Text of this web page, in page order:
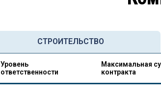
СТРОИТЕЛЬСТВО
Уровень
ответственности
Максимальная
контракта